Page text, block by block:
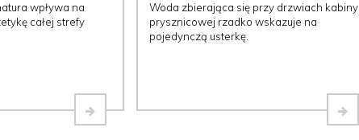
wpływa na
całej strefy
Woda zbierająca się przy drzwiach kabiny
prysznicowej rzadko wskazuje na
pojedynczą usterkę.